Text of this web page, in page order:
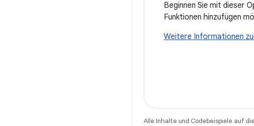
Beginnen Sie mit dieser
Funktionen hinzufügen
Weitere Informationen
Alle Inhalte und Codebeispiele auf